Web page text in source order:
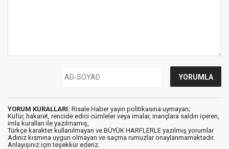
YORUM KURALLARI: Risale Haber yayın politikasına uymayan;
Küfür, hakaret, rencide edici cümleler veya imalar, inançlara saldırı içeren,
imla kuralları ile yazılmamış,
Türkçe karakter kullanılmayan ve BÜYÜK HARFLERLE yazılmış yorumlar
Adınız kısmına uygun olmayan ve saçma rumuzlar onaylanmamaktadır.
Anlayışınız için teşekkür ederiz.